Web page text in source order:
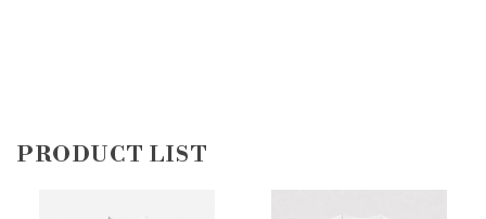
PRODUCT LIST